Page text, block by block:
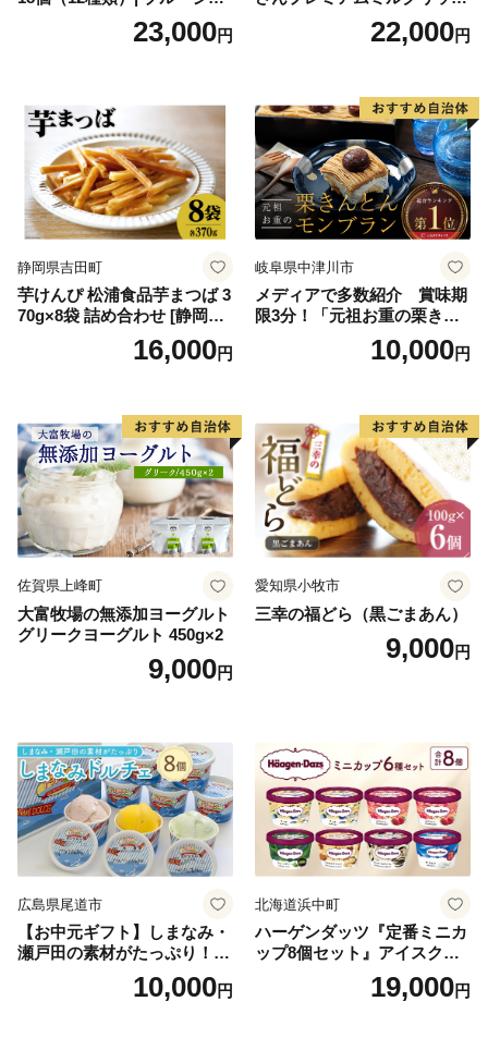
ルアイス ブルーシールアイ
スクリーム 着日指定可能 送
誕生日 カップ 詰め合わせ バ
ラエティ | バニラ チョコレー
ト ストロベリー ピスタチオ
バニラ＆クッキー ウベ 沖縄
紅イモ 塩ちんすこう 沖縄シ
ークヮーサー 沖縄黒糖 琉球
ロイヤルミルクティ 沖縄パ
イン
23,000円
12個（AP-01）（ 北海道アイ
ス 北海道産アイス アイス ア
道産アイス 道産アイスクリ
ーム ギフト 詰合せ 詰め合わ
せ ふるさと納税 ）
22,000円
静岡県吉田町
芋けんぴ 松浦食品芋まつば 3
70g×8袋 詰め合わせ [静岡伊
勢丹(松浦食品) 静岡県 吉田町
22424274] 芋ケンピ セット
16,000円
岐阜県中津川市
メディアで多数紹介 賞味期
限3分！「元祖お重の栗きん
とんモンブラン」 【未来の
ご褒美】スイーツ 栗 モンブ
子 菓子 F4N-2298
10,000円
佐賀県上峰町
大富牧場の無添加ヨーグルト
グリークヨーグルト 450g×2
9,000円
愛知県小牧市
三幸の福どら（黒ごまあん）
9,000円
広島県尾道市
【お中元ギフト】しまなみ・
瀬戸田の素材がたっぷり！ジ
10,000円
北海道浜中町
ハーゲンダッツ『定番ミニカ
ップ8個セット』アイスクリ
ーム アイス スイーツ デザー
19,000円